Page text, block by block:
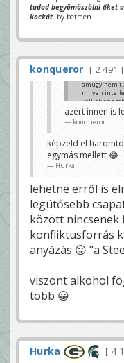
tudod begyömöszölni őket
kockát. by betmen
konqueror 2 491
amúgy nem
milyen
vallják az
igény,ki
mondjuk úgy
mit mi?ha
Cowboykarcsi
azért innen is
konqueror
képzeld el
egymás mellett 😂
Hurka
lehetne erről is
legütősebb
között nincsenek
konfliktusforrás
anyázás 😛 "a
viszont alkohol
több 😀
Hurka
4